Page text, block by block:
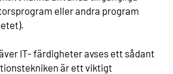
eller andra program
IT- färdigheter avses ett sådant
är ett viktigt